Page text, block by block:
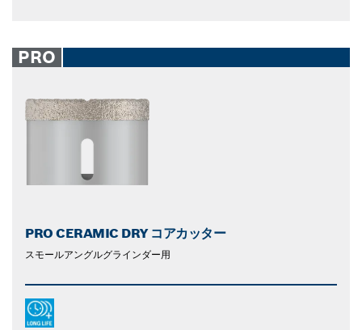
PRO
PRO CERAMIC DRY コアカッター
スモールアングルグラインダー用